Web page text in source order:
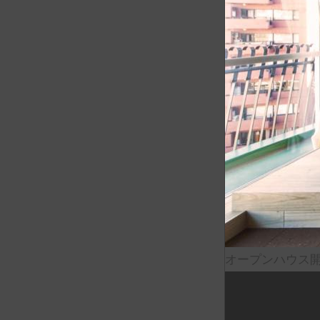
オープンハウス